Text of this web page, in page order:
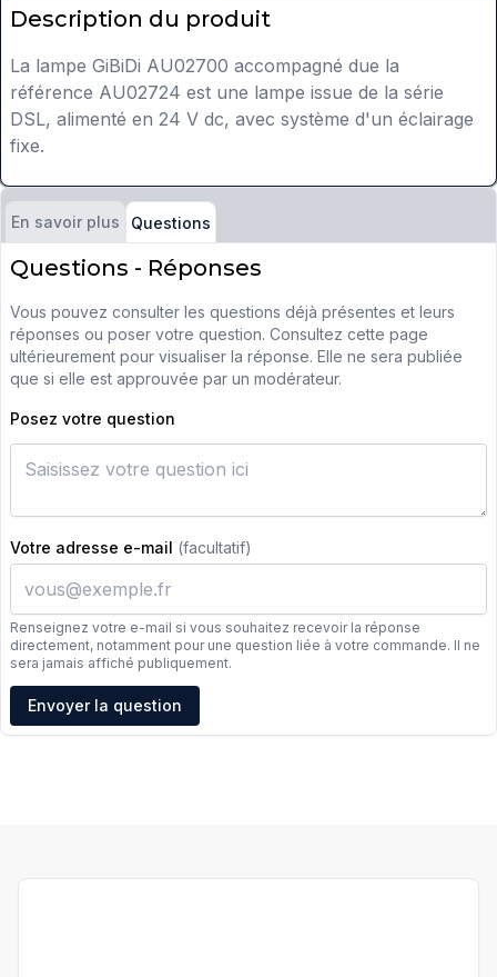
Description du produit
La lampe GiBiDi AU02700 accompagné due la
référence AU02724 est une lampe issue de la série
DSL, alimenté en 24 V dc, avec système d'un éclairage
fixe.
En savoir plus Questions
Questions - Réponses
Vous pouvez consulter les questions déjà présentes et leurs
réponses ou poser votre question. Consultez cette page
ultérieurement pour visualiser la réponse. Elle ne sera publiée
que si elle est approuvée par un modérateur.
Posez votre question
Votre adresse e-mail (facultatif)
Renseignez votre e-mail si vous souhaitez recevoir la réponse
directement, notamment pour une question liée à votre commande. Il ne
sera jamais affiché publiquement.
Adresse e-mail
Envoyer la question